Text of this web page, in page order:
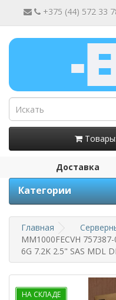
+375 (44) 572 33
Доставка
Категории
Главная
MM1000FECVH
6G 7.2K 2.5" SAS MDL
НА СКЛАДЕ